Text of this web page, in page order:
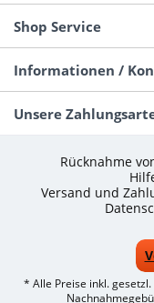
Shop Service
Informationen /
Unsere
Rücknahme
Versand und
* Alle Preise inkl.